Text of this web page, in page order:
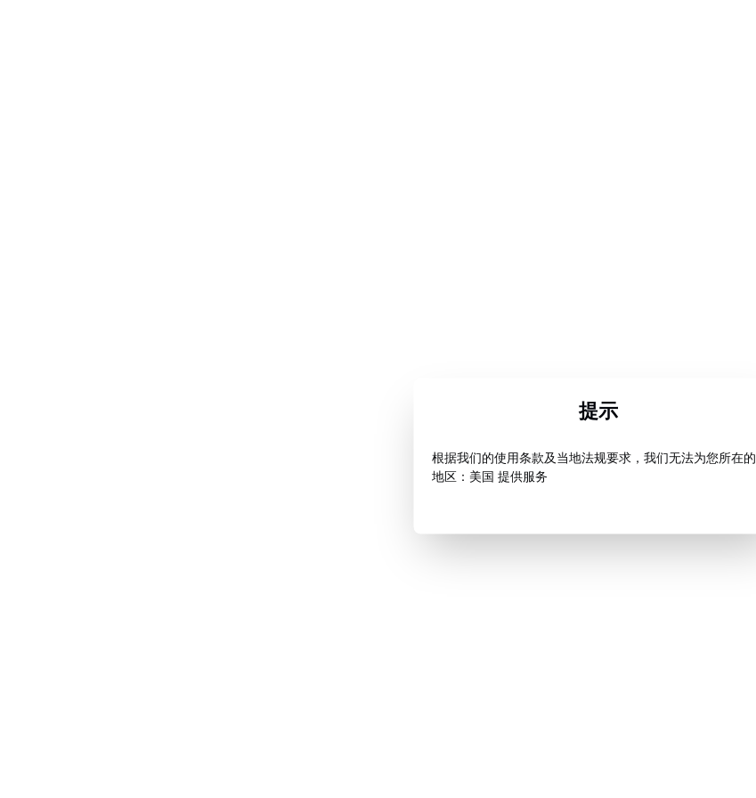
提示
根据我们的使用条款及当地法规要求，我们无法为您所在的
地区：美国 提供服务